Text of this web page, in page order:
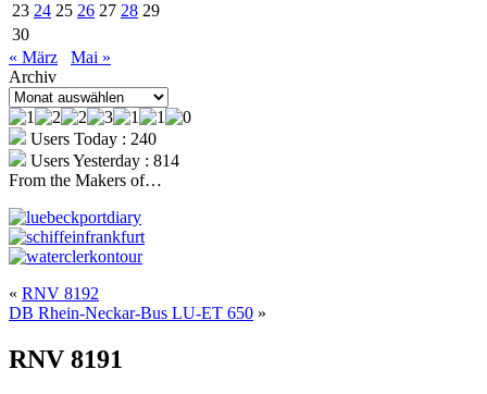
23 24 25 26 27 28 29
30
« März
Mai »
Archiv
Archiv
Users Today : 240
Users Yesterday : 814
From the Makers of…
« RNV 8192
DB Rhein-Neckar-Bus LU-ET 650 »
RNV 8191